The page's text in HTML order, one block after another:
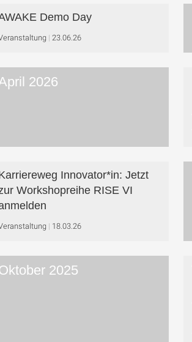
Demo Day
23.06.26
2026
Innovator*in: Jetzt
Workshop­reihe RISE VI
18.03.26
2025